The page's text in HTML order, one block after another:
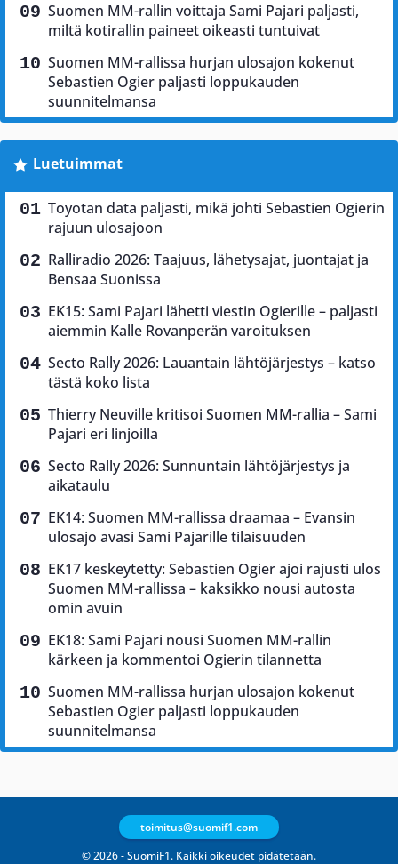
Suomen MM-rallin voittaja Sami Pajari paljasti,
miltä kotirallin paineet oikeasti tuntuivat
Suomen MM-rallissa hurjan ulosajon kokenut
Sebastien Ogier paljasti loppukauden
suunnitelmansa
Luetuimmat
Toyotan data paljasti, mikä johti Sebastien Ogierin
rajuun ulosajoon
Ralliradio 2026: Taajuus, lähetysajat, juontajat ja
Bensaa Suonissa
EK15: Sami Pajari lähetti viestin Ogierille – paljasti
aiemmin Kalle Rovanperän varoituksen
Secto Rally 2026: Lauantain lähtöjärjestys – katso
tästä koko lista
Thierry Neuville kritisoi Suomen MM-rallia – Sami
Pajari eri linjoilla
Secto Rally 2026: Sunnuntain lähtöjärjestys ja
aikataulu
EK14: Suomen MM-rallissa draamaa – Evansin
ulosajo avasi Sami Pajarille tilaisuuden
EK17 keskeytetty: Sebastien Ogier ajoi rajusti ulos
Suomen MM-rallissa – kaksikko nousi autosta
omin avuin
EK18: Sami Pajari nousi Suomen MM-rallin
kärkeen ja kommentoi Ogierin tilannetta
Suomen MM-rallissa hurjan ulosajon kokenut
Sebastien Ogier paljasti loppukauden
suunnitelmansa
© 2026 - SuomiF1. Kaikki oikeudet pidätetään.
toimitus@suomif1.com